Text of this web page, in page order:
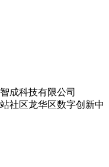
智成科技有限公司
站社区龙华区数字创新中